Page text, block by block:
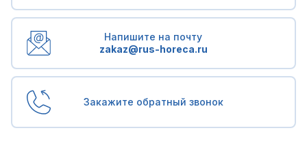
Напишите на почту
zakaz@rus-horeca.ru
Закажите обратный звонок